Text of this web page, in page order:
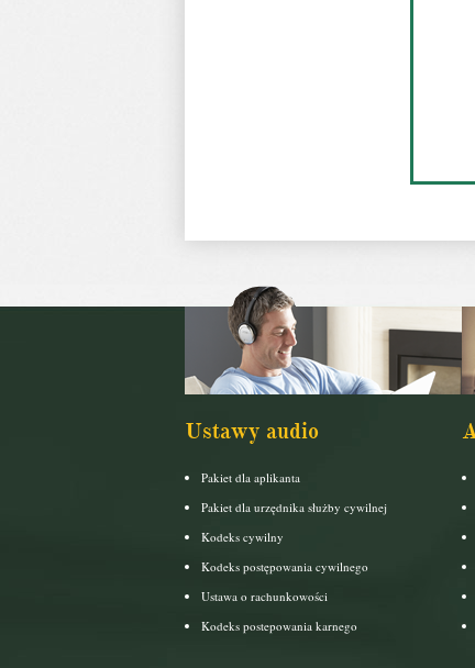
Ustawy audio
Pakiet dla aplikanta
Pakiet dla urzędnika służby cywilnej
Kodeks cywilny
Kodeks postępowania cywilnego
Ustawa o rachunkowości
Kodeks postepowania karnego